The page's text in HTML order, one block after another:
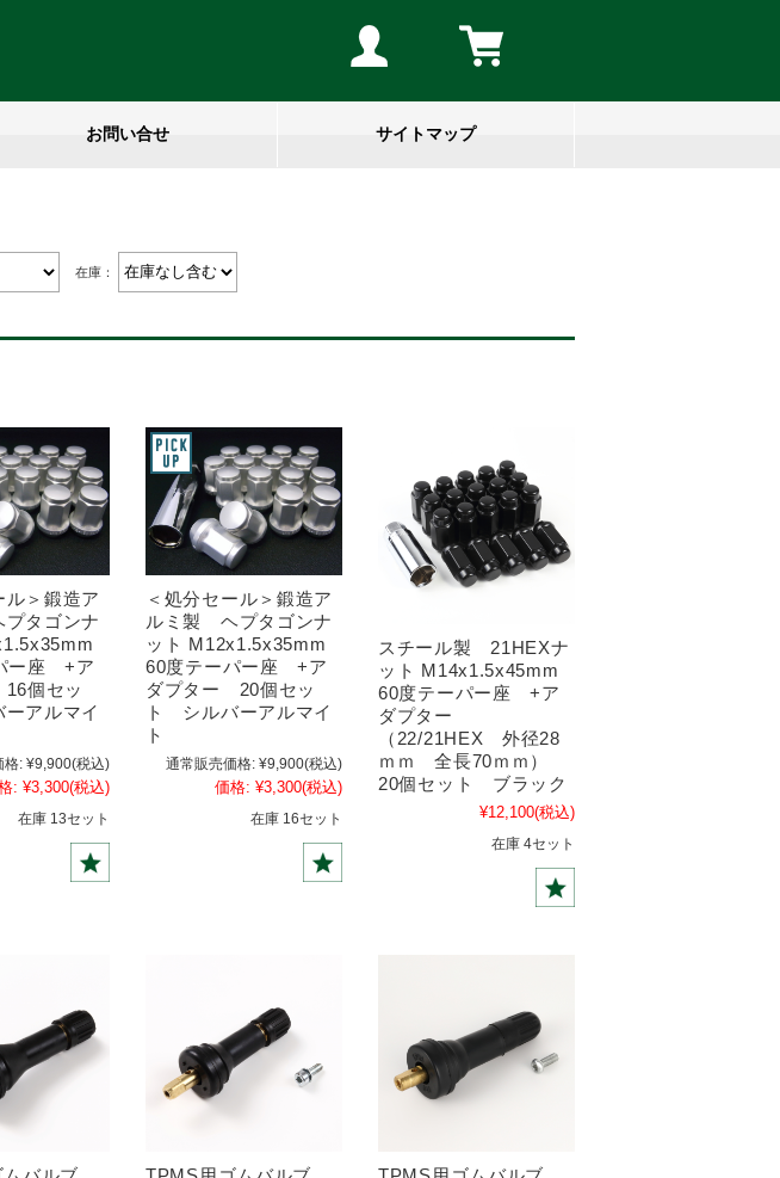
お問い合せ サイトマップ
在庫：
ル＞鍛造ア
タゴンナ
ー座 +ア
個セッ
アルマイ
格: ¥9,900(税込)
: ¥3,300(税込)
在庫 13セット
＜処分セール＞鍛造ア
ルミ製 ヘプタゴンナ
ット M12x1.5x35mm
60度テーパー座 +ア
ダプター 20個セッ
ト シルバーアルマイ
ト
通常販売価格: ¥9,900(税込)
価格: ¥3,300(税込)
在庫 16セット
スチール製 21HEXナ
ット M14x1.5x45mm
60度テーパー座 +ア
ダプター
（22/21HEX 外径28
ｍｍ 全長70ｍｍ）
20個セット ブラック
¥12,100(税込)
在庫 4セット